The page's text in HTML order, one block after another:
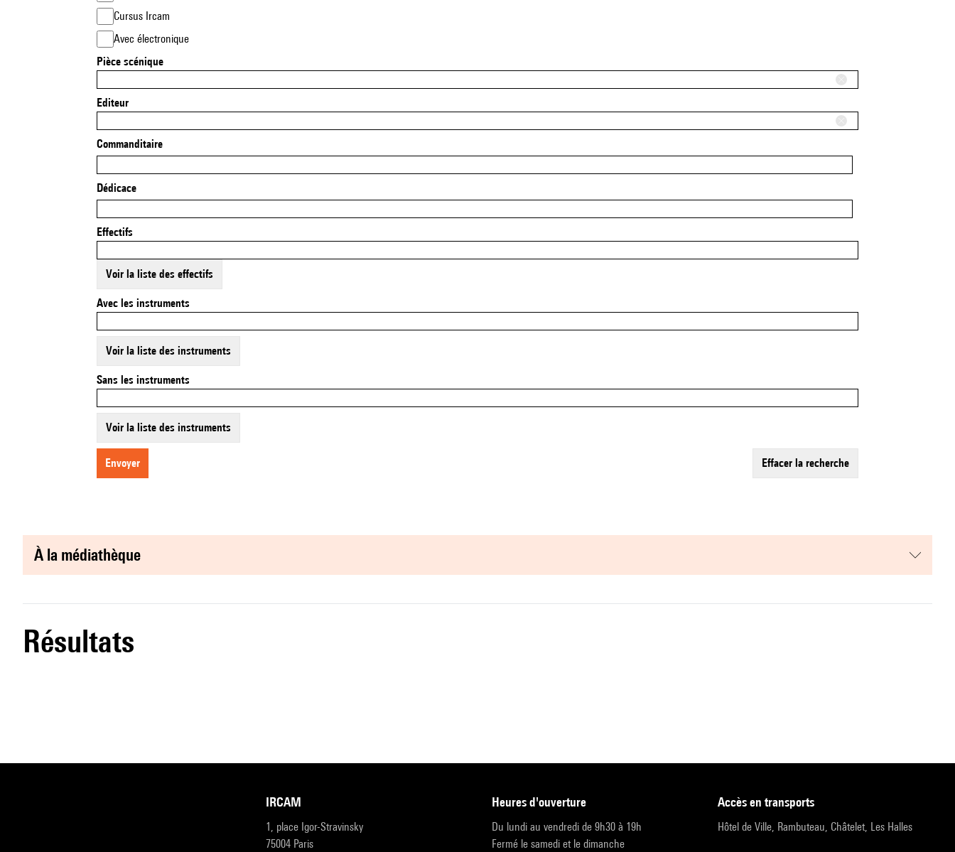
Cursus Ircam
Avec électronique
Pièce scénique
Editeur
Commanditaire
Dédicace
Effectifs
Voir la liste des effectifs
Avec les instruments
Voir la liste des instruments
Sans les instruments
Voir la liste des instruments
envoyer effacer la recherche
à la médiathèque
résultats
IRCAM
1, place Igor-Stravinsky
75004 Paris
heures d'ouverture
Du lundi au vendredi de 9h30 à 19h
Fermé le samedi et le dimanche
accès en transports
Hôtel de Ville, Rambuteau, Châtelet, Les Halles